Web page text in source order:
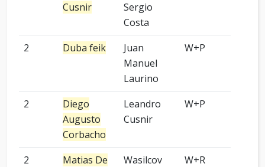
Cusnir
Sergio
Costa
2 Duba feik
Juan
Manuel
Laurino
W+P
2
Diego
Augusto
Corbacho
Leandro
Cusnir
W+P
2
Matias De
Wasilcov
W+R